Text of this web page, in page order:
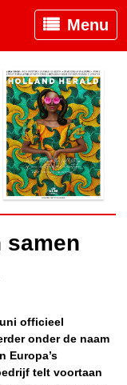
Menu
samen
officieel
onder de naam
Europa’s
telt voortaan